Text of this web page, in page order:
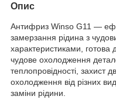
Опис
Антифриз Winso G11 —
замерзання рідина з
характеристиками, готова
чудове охолодження
теплопровідності, захист
охолодження від різних
заміни рідини.